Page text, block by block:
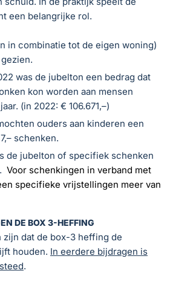
een belangrijke rol.
in combinatie tot de eigen woning)
was de jubelton een bedrag dat
kon worden aan mensen
(in 2022: € 106.671,–)
ouders aan kinderen een
schenken.
de jubelton of specifiek schenken
Voor schenkingen in verband met
specifieke vrijstellingen meer van
DE BOX 3-HEFFING
zijn dat de box-3 heffing de
houden. In eerdere bijdragen is
.